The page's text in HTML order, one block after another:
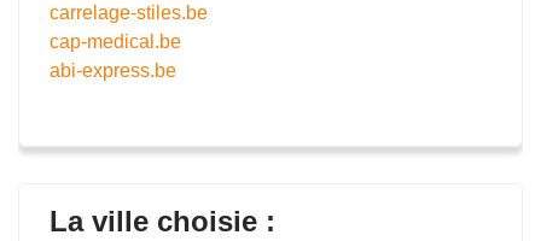
carrelage-stiles.be
cap-medical.be
abi-express.be
La ville choisie :